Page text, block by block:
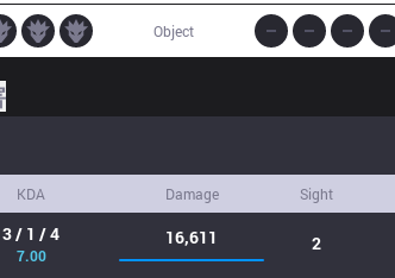
Object
KDA Damage Sight
3 / 1 / 4
7.00
16,611 2